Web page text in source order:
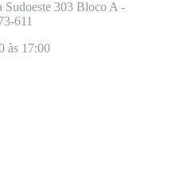
Sudoeste 303 Bloco A -
611
às 17:00